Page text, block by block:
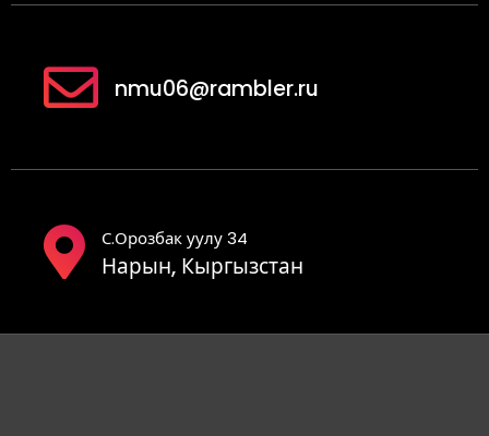
nmu06@rambler.ru
С.Орозбак уулу 34
Нарын, Кыргызстан